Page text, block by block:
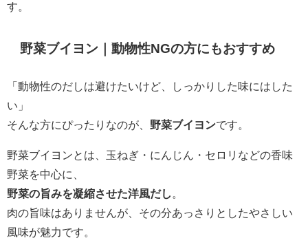
す。
野菜ブイヨン｜動物性NGの方にもおすすめ
「動物性のだしは避けたいけど、しっかりした味にはした
い」
そんな方にぴったりなのが、 野菜ブイヨンです。
野菜ブイヨンとは、玉ねぎ・にんじん・セロリなどの香味
野菜を中心に、
野菜の旨みを凝縮させた洋風だし
肉の旨味はありませんが、その分あっさりとしたやさしい
風味が魅力です。